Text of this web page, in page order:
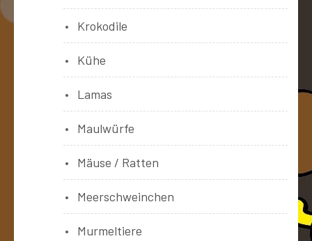
Krokodile
Kühe
Lamas
Maulwürfe
Mäuse / Ratten
Meerschweinchen
Murmeltiere